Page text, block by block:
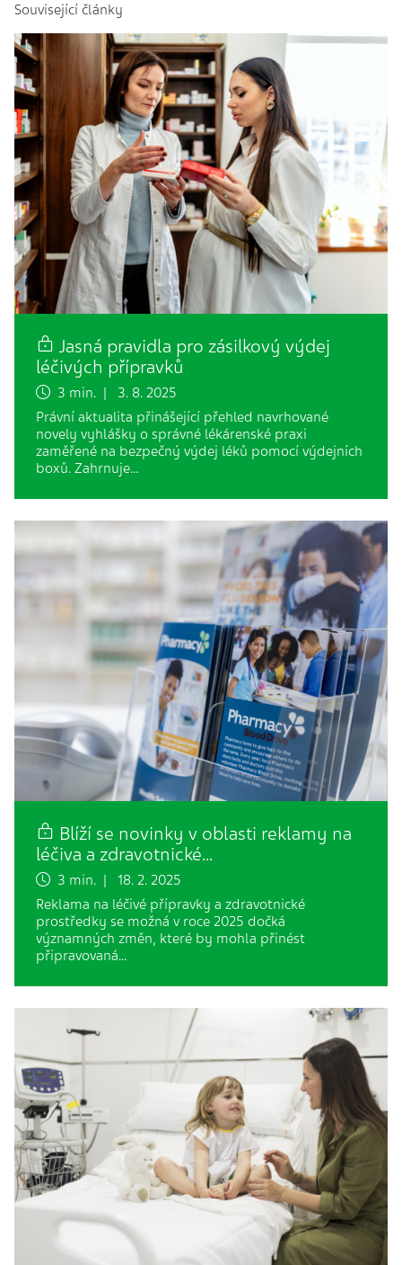
Související články
Jasná pravidla pro zásilkový výdej
léčivých přípravků
3 min. | 3. 8. 2025
Právní aktualita přinášející přehled navrhované
novely vyhlášky o správné lékárenské praxi
zaměřené na bezpečný výdej léků pomocí výdejních
boxů. Zahrnuje…
Blíží se novinky v oblasti reklamy na
léčiva a zdravotnické…
3 min. | 18. 2. 2025
Reklama na léčivé přípravky a zdravotnické
prostředky se možná v roce 2025 dočká
významných změn, které by mohla přinést
připravovaná…